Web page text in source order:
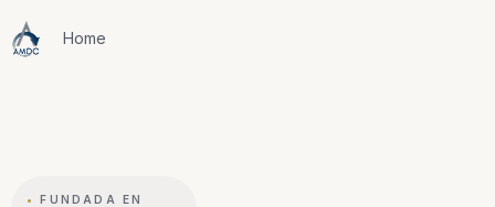
Home
•
FUNDADA EN